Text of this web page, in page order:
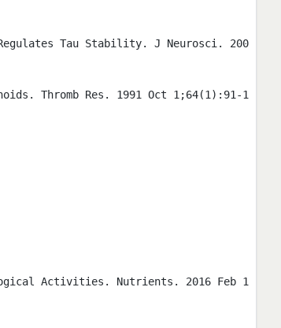
Tau Stability. J Neurosci. 200
Thromb Res. 1991 Oct 1;64(1):91-1
Activities. Nutrients. 2016 Feb 1